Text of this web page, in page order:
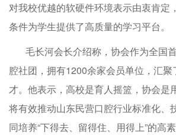
对我校优越的软硬件环境表示由衷肯定
条件为学生提供了高质量的学习平台。
毛长河会长介绍称，协会作为全国
腔社团，拥有1200余家会员单位，汇聚
才。他表示，高校是育人摇篮，协会是
将有效推动山东民营口腔行业标准化、
同培养“下得去、留得住、用得上”的高素